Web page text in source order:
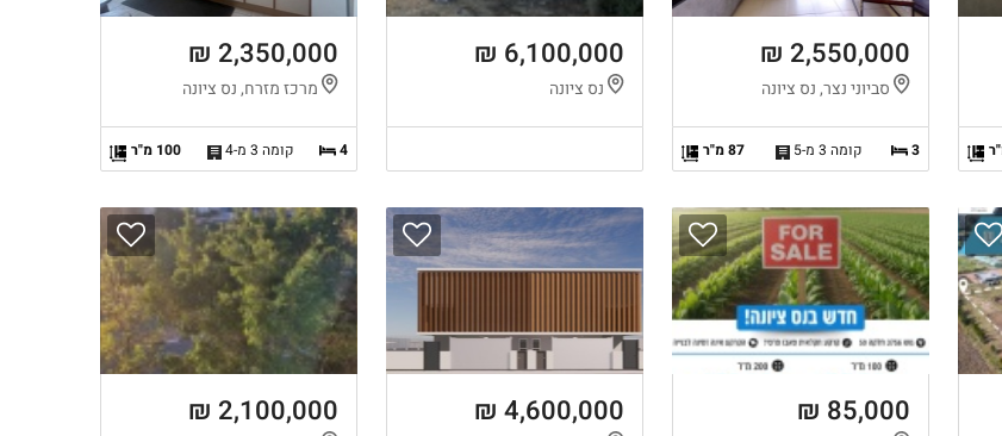
2,550,000 ₪
סביוני נצר, נס ציונה
3 קומה 3 מ-5 87 מ"ר
6,100,000 ₪
נס ציונה
2,350,000 ₪
מרכז מזרח, נס ציונה
4 קומה 3 מ-4 100 מ"ר
85,000 ₪
4,600,000 ₪
2,100,000 ₪